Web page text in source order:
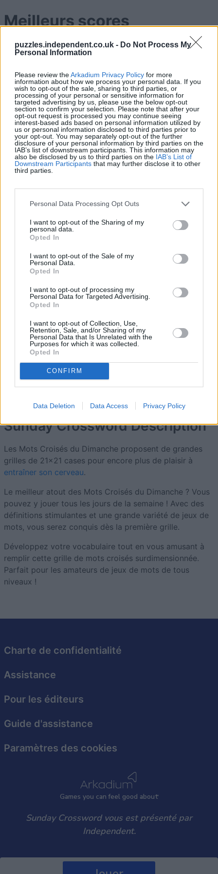
puzzles.independent.co.uk - Do Not Process My
Personal Information
Please review theArkadium Privacy Policy for more
information about how we process your personal data. If you
wish to opt-out of the sale, sharing to third parties, or
processing of your personal or sensitive information for
targeted advertising by us, please use the below opt-out
section to confirm your selection. Please note that after your
opt-out request is processed you may continue seeing
interest-based ads based on personal information utilized by
us or personal information disclosed to third parties prior to
your opt-out. You may separately opt-out of the further
disclosure of your personal information by third parties on the
IAB’s list of downstream participants. This information may
also be disclosed by us to third parties on the IAB’s List of
Downstream Participants that may further disclose it to other
third parties.
Personal Data Processing Opt Outs
I want to opt-out of the Sharing of my
personal data.
Opted In
I want to opt-out of the Sale of my
Personal Data.
Opted In
I want to opt-out of processing my
Personal Data for Targeted Advertising.
Opted In
I want to opt-out of Collection, Use,
Retention, Sale, and/or Sharing of my
Personal Data that Is Unrelated with the
Purposes for which it was collected.
Opted In
CONFIRM
Data Deletion Data Access Privacy Policy
Meilleurs scores
Visez haut ! CONNEX
1 Thommo_1 95,960
2 ToshiDidi 82,660
3
Steve Gelder 63,630
Catatonic
Sunday Crossword Description
Les Mots Croisés du Dimanche proposent de grandes
grilles de 21x21 cases pour encore plus de plaisir à
entraîner son cerveau.
Le meilleur atout des Mots Croisés du Dimanche ? Vous
pouvez y jouer tous les jours de la semaine ! Avec des
définitions stimulantes et une grande variété de jeux de
mots, vous serez conquis dès la première grille.
Développez votre vocabulaire tout en vous amusant à
remplir cette grille de mots croisés surdimensionnée.
Parfait pour les amateurs de jeux de mots de tous
niveaux !
Games you can feel good about
Charte de confidentialité
Assistance
Pour les éditeurs
Guide d'assistance
Paramètres des cookies
Sunday Crossword vous est présenté par
Independent.